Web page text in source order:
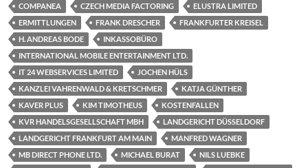
COMPANEA
CZECH MEDIA FACTORING
ELUSTRA LIMITED
ERMITTLUNGEN
FRANK DRESCHER
FRANKFURTER KREISEL
H. ANDREAS BODE
INKASSOBÜRO
INTERNATIONAL MOBILE ENTERTAINMENT LTD.
IT 24 WEBSERVICES LIMITED
JOCHEN HÜLS
KANZLEI VAHRENWALD & KRETSCHMER
KATJA GÜNTHER
KAVER PLUS
KIM TIMOTHEUS
KOSTENFALLEN
KVR HANDELSGESELLSCHAFT MBH
LANDGERICHT DÜSSELDORF
LANDGERICHT FRANKFURT AM MAIN
MANFRED WAGNER
MB DIRECT PHONE LTD.
MICHAEL BURAT
NILS LUEBKE